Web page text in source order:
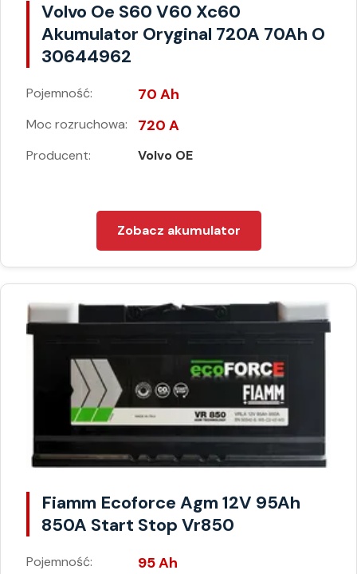
Volvo Oe S60 V60 Xc60
Akumulator Oryginal 720A 70Ah O
30644962
Pojemność: 70 Ah
Moc rozruchowa: 720 A
Producent: Volvo OE
Zobacz akumulator
Fiamm Ecoforce Agm 12V 95Ah
850A Start Stop Vr850
Pojemność: 95 Ah